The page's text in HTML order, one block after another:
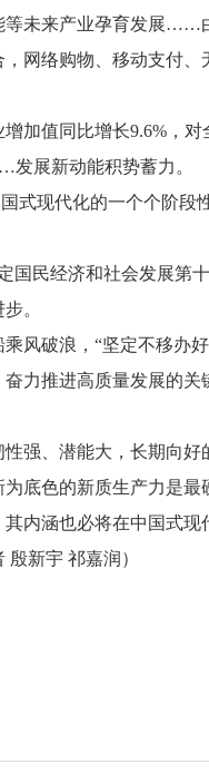
未来产业孕育发展……
网络购物、移动支付
加值同比增长9.6%，
展新动能积势蓄力。
式现代化的一个个阶
国民经济和社会发展
。
风破浪，“坚定不移办
力推进高质量发展的
强、潜能大，长期向好
底色的新质生产力是最
内涵也必将在中国式
新宇 祁嘉润）